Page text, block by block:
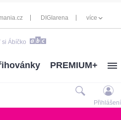
DIGIarena více
Ábíčko
PREMIUM+
Přihlášení